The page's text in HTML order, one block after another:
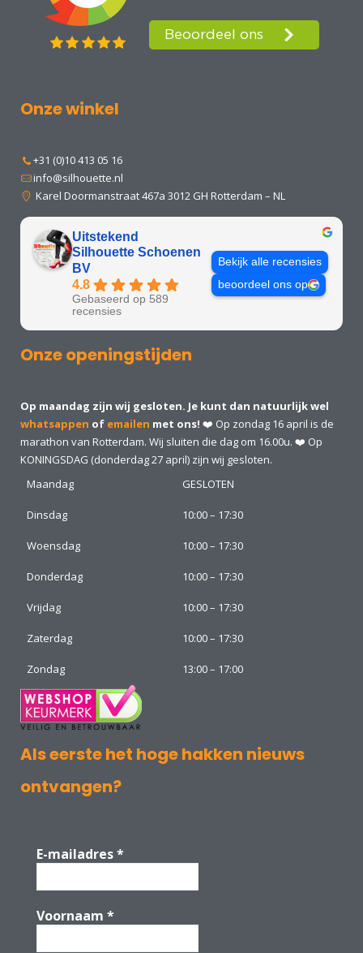
Onze winkel
+31 (0)10 413 05 16
info@silhouette.nl
Karel Doormanstraat 467a 3012 GH Rotterdam – NL
Uitstekend
Silhouette Schoenen
BV
4.8
Gebaseerd op 589
recensies
Bekijk alle recensies
beoordeel ons op
Onze openingstijden
Op maandag zijn wij gesloten. Je kunt dan natuurlijk wel
whatsappen of emailen met ons! ❤️ Op zondag 16 april is de
marathon van Rotterdam. Wij sluiten die dag om 16.00u. ❤️ Op
KONINGSDAG (donderdag 27 april) zijn wij gesloten.
Maandag
GESLOTEN
Dinsdag 10:00 – 17:30
Woensdag 10:00 – 17:30
Donderdag 10:00 – 17:30
Vrijdag 10:00 – 17:30
Zaterdag 10:00 – 17:30
Zondag 13:00 – 17:00
Als eerste het hoge hakken nieuws
ontvangen?
E-mailadres*
Voornaam *